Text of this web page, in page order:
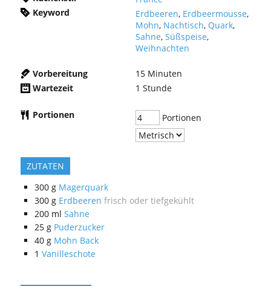
Keyword
Erdbeeren, Erdbeermousse,
Mohn, Nachtisch, Quark,
Sahne, Süßspeise,
Weihnachten
Vorbereitung 15 Minuten
Wartezeit
1 Stunde
Portionen Portionen
ZUTATEN
300 g Magerquark
300 g Erdbeeren frisch oder tiefgekühlt
200 ml Sahne
25 g Puderzucker
40 g Mohn Back
1 Vanilleschote